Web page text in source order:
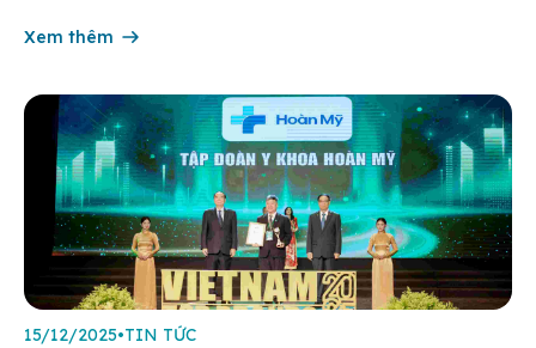
âm thầm đồng hành trên […]
Xem thêm
15/12/2025•TIN TỨC